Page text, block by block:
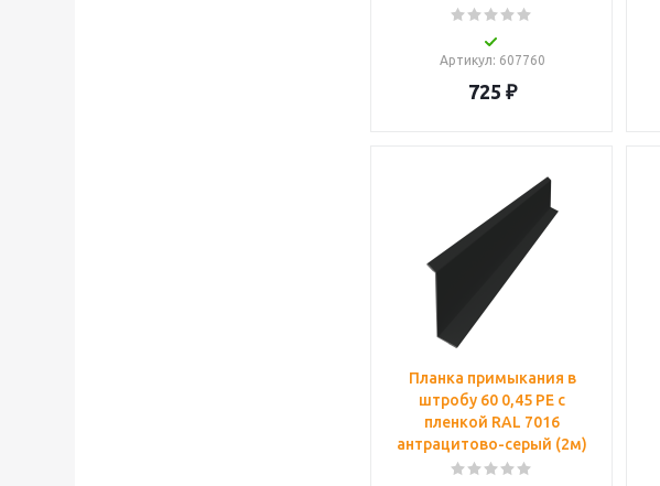
Артикул: 607760
725 ₽
Планка примыкания в
штробу 60 0,45 PE с
пленкой RAL 7016
антрацитово-серый (2м)